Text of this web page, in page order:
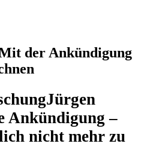
der Ankündigung
Jürgen
Ankündigung –
nicht mehr zu